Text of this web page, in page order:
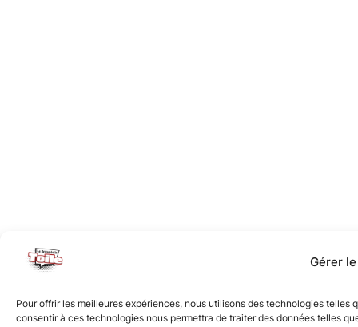
Gérer
Pour offrir les meilleures expériences, nous utilisons des technologies
consentir à ces technologies nous permettra de traiter des données telles